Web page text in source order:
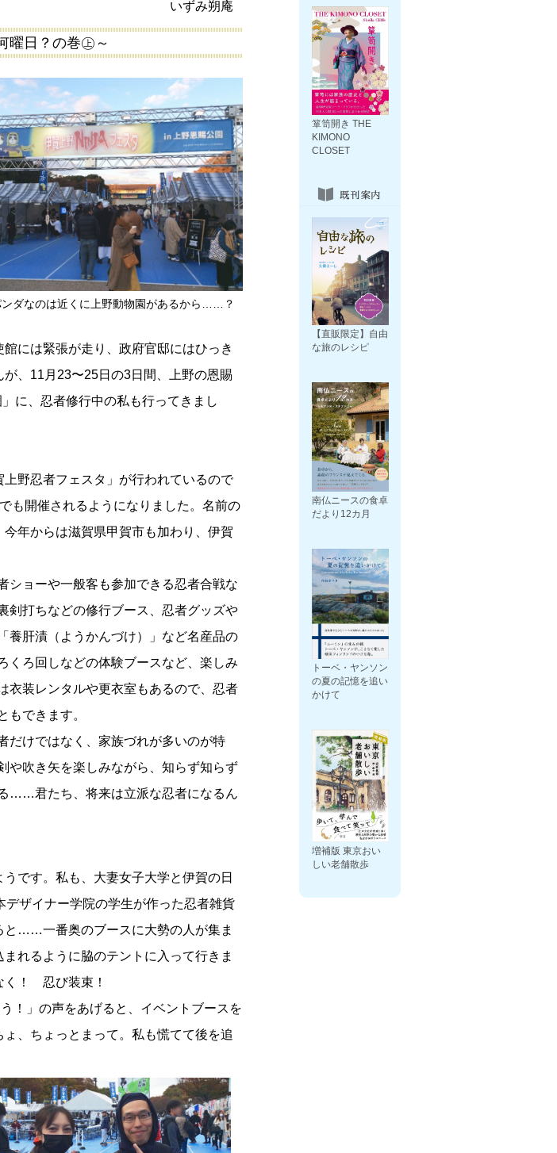
いずみ朔庵
曜日？の巻㊤～
ンダなのは近くに上野動物園があるから……？
には緊張が走り、政府官邸にはひっき
、11月23〜25日の3日間、上野の恩賜
に、忍者修行中の私も行ってきまし
野忍者フェスタ」が行われているので
も開催されるようになりました。名前の
年からは滋賀県甲賀市も加わり、伊賀
ショーや一般客も参加できる忍者合戦な
剣打ちなどの修行ブース、忍者グッズや
養肝漬（ようかんづけ）」など名産品の
くろ回しなどの体験ブースなど、楽しみ
衣装レンタルや更衣室もあるので、忍者
もできます。
だけではなく、家族づれが多いのが特
や吹き矢を楽しみながら、知らず知らず
……君たち、将来は立派な忍者になるん
です。私も、大妻女子大学と伊賀の日
ザイナー学院の学生が作った忍者雑貨
と……一番奥のブースに大勢の人が集ま
れるように脇のテントに入って行きま
く！ 忍び装束！
！」の声をあげると、イベントブースを
、ちょっとまって。私も慌てて後を追
箪笥開き THE
KIMONO
CLOSET
【直販限定】自由
な旅のレシピ
南仏ニースの食卓
だより12カ月
トーベ・ヤンソン
の夏の記憶を追い
かけて
増補版 東京おい
しい老舗散歩